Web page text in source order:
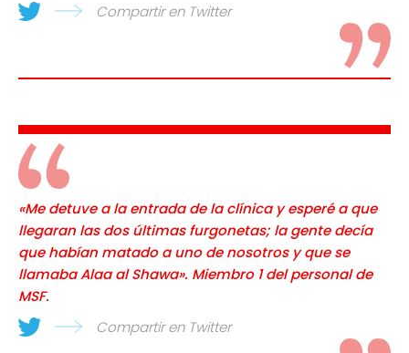
Compartir en Twitter
«Me detuve a la entrada de la clínica y esperé a que
llegaran las dos últimas furgonetas; la gente decía
que habían matado a uno de nosotros y que se
llamaba Alaa al Shawa». Miembro 1 del personal de
MSF.
Compartir en Twitter